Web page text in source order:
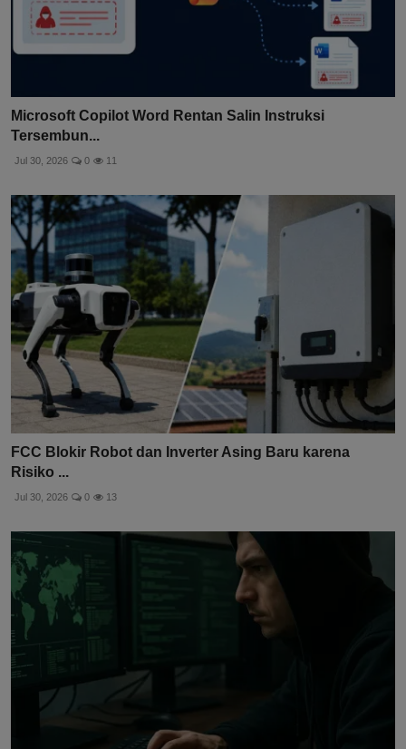
Microsoft Copilot Word Rentan Salin Instruksi
Tersembun...
Jul 30, 2026 0 11
FCC Blokir Robot dan Inverter Asing Baru karena
Risiko ...
Jul 30, 2026 0 13